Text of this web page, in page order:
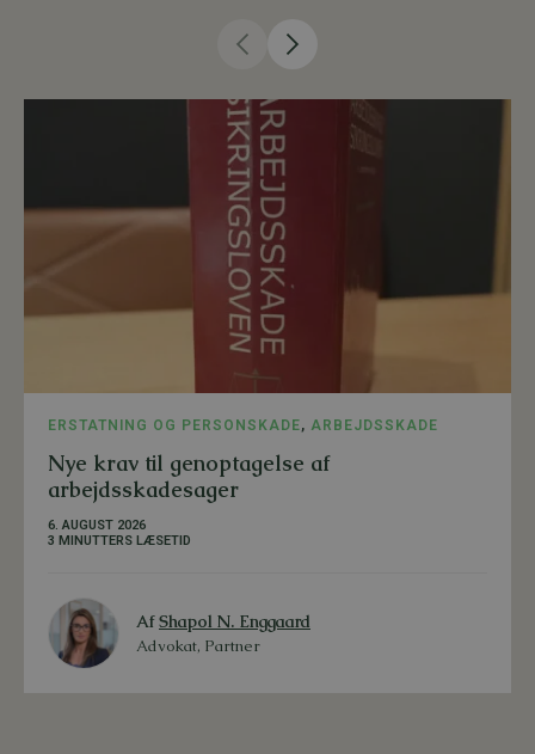
ERSTATNING OG PERSONSKADE, ARBEJDSSKADE
Nye krav til genoptagelse af
arbejdsskadesager
6. AUGUST 2026
3 MINUTTERS LÆSETID
AfShapol N. Enggaard
Advokat, Partner